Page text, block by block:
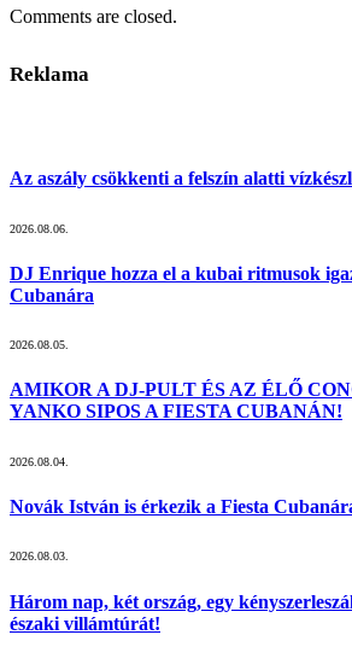
Comments are closed.
Reklama
Az aszály csökkenti a felszín alatti
2026.08.06.
DJ Enrique hozza el a kubai ritmusok
Cubanára
2026.08.05.
AMIKOR A DJ-PULT ÉS AZ ÉLŐ
YANKO SIPOS A FIESTA CUBANÁN!
2026.08.04.
Novák István is érkezik a Fiesta
2026.08.03.
Három nap, két ország, egy
északi villámtúrát!